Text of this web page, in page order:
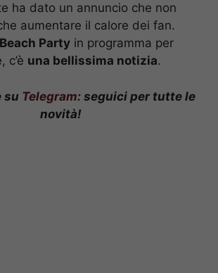
ha dato un annuncio che non
aumentare il calore dei fan.
Party in programma per
c’è una bellissima notizia.
su Telegram: seguici per tutte le
novità!